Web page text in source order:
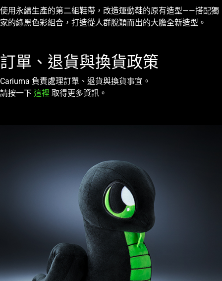
使用永續生產的第二組鞋帶，改造運動鞋的原有造型——搭配獨
家的綠黑色彩組合，打造從人群脫穎而出的大膽全新造型。
訂單、退貨與換貨政策
Cariuma 負責處理訂單、退貨與換貨事宜。
請按一下 這裡 取得更多資訊。